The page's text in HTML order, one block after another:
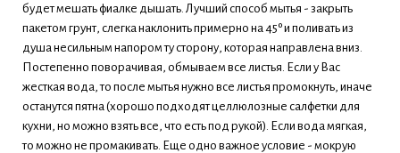
будет мешать фиалке дышать. Лучший способ мытья - закрыть
пакетом грунт, слегка наклонить примерно на 45º и поливать из
душа несильным напором ту сторону, которая направлена вниз.
Постепенно поворачивая, обмываем все листья. Если у Вас
жесткая вода, то после мытья нужно все листья промокнуть, иначе
останутся пятна (хорошо подходят целлюлозные салфетки для
кухни, но можно взять все, что есть под рукой). Если вода мягкая,
то можно не промакивать. Еще одно важное условие - мокрую